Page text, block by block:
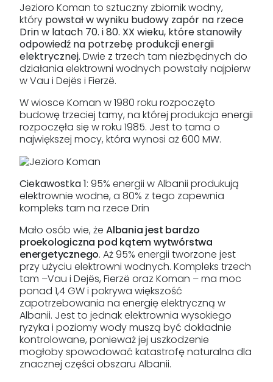
Jezioro Koman to sztuczny zbiornik wodny,
który powstał w wyniku budowy zapór na rzece
Drin w latach 70. i 80. XX wieku, które stanowiły
odpowiedź na potrzebę produkcji energii
elektrycznej. Dwie z trzech tam niezbędnych do
działania elektrowni wodnych powstały najpierw
w Vau i Dejës i Fierzë.
W wiosce Koman w 1980 roku rozpoczęto
budowę trzeciej tamy, na której produkcja energii
rozpoczęła się w roku 1985. Jest to tama o
największej mocy, która wynosi aż 600 MW.
Ciekawostka 1: 95% energii w Albanii produkują
elektrownie wodne, a 80% z tego zapewnia
kompleks tam na rzece Drin
Mało osób wie, że Albania jest bardzo
proekologiczna pod kątem wytwórstwa
energetycznego. Aż 95% energii tworzone jest
przy użyciu elektrowni wodnych. Kompleks trzech
tam –Vau i Dejës, Fierzë oraz Koman – ma moc
ponad 1,4 GW i pokrywa większość
zapotrzebowania na energię elektryczną w
Albanii. Jest to jednak elektrownia wysokiego
ryzyka i poziomy wody muszą być dokładnie
kontrolowane, ponieważ jej uszkodzenie
mogłoby spowodować katastrofę naturalna dla
znacznej części obszaru Albanii.